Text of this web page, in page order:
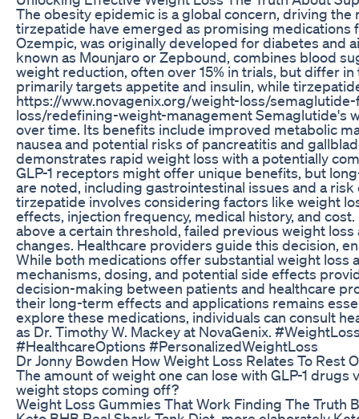
The obesity epidemic is a global concern, driving
tirzepatide have emerged as promising medications
Ozempic, was originally developed for diabetes and
known as Mounjaro or Zepbound, combines blood
weight reduction, often over 15% in trials, but differ
primarily targets appetite and insulin, while
https://www.novagenix.org/weight-loss/
loss/redefining-weight-management Semaglutide's
over time. Its benefits include improved metabolic
nausea and potential risks of pancreatitis and
demonstrates rapid weight loss with a potentially
GLP-1 receptors might offer unique benefits, but
are noted, including gastrointestinal issues and a
tirzepatide involves considering factors like weight
effects, injection frequency, medical history, and
above a certain threshold, failed previous weight
changes. Healthcare providers guide this decision,
While both medications offer substantial weight
mechanisms, dosing, and potential side effects
decision-making between patients and healthcare
their long-term effects and applications remains
explore these medications, individuals can consult
as Dr. Timothy W. Mackey at NovaGenix.
#HealthcareOptions #PersonalizedWeightLoss
Dr Jonny Bowden How Weight Loss Relates To Rest
The amount of weight one can lose with GLP-1
weight stops coming off?
Weight Loss Gummies That Work Finding The Truth